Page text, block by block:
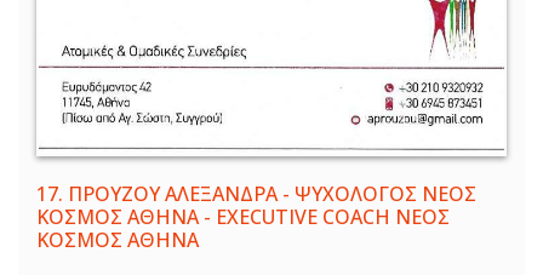
17. ΠΡΟΥΖΟΥ ΑΛΕΞΑΝΔΡΑ - ΨΥΧΟΛΟΓΟΣ ΝΕΟΣ
ΚΟΣΜΟΣ ΑΘΗΝΑ - EXECUTIVE COACH ΝΕΟΣ
ΚΟΣΜΟΣ ΑΘΗΝΑ